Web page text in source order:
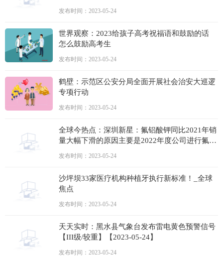
发布时间：2023-05-24
世界观察：2023给孩子高考祝福语和鼓励的话
怎么鼓励高考生
发布时间：2023-05-24
鹤壁：示范区公安分局全面开展社会治安大巡逻
专项行动
发布时间：2023-05-24
全球今热点：深圳新星：氟铝酸钾同比2021年销
量大幅下滑的原因主要是2022年度公司进行氟铝
酸钾和钎焊剂，提高副产品的附加值
发布时间：2023-05-24
沙坪坝33家医疗机构种植牙执行新标准！_全球
焦点
发布时间：2023-05-24
天天实时：黑水县气象台发布雷电黄色预警信号
【III级/较重】【2023-05-24】
发布时间：2023-05-24